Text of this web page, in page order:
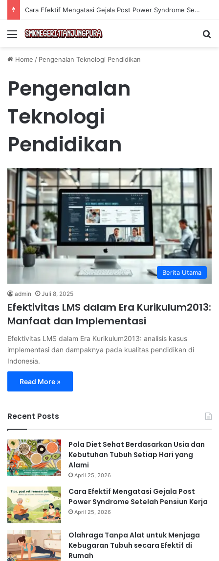
Cara Efektif Mengatasi Gejala Post Power Syndrome Setelah Pensiun Kerja
Menu
Home / Pengenalan Teknologi Pendidikan
Pengenalan
Teknologi
Pendidikan
Berita Utama
admin Juli 8, 2025
Efektivitas LMS dalam Era Kurikulum2013:
Manfaat dan Implementasi
Efektivitas LMS dalam Era Kurikulum2013: analisis kasus
implementasi dan dampaknya pada kualitas pendidikan di
Indonesia.
Read More »
Recent Posts
Pola Diet Sehat Berdasarkan Usia dan
Kebutuhan Tubuh Setiap Hari yang
Alami
April 25, 2026
Cara Efektif Mengatasi Gejala Post
Power Syndrome Setelah Pensiun Kerja
April 25, 2026
Olahraga Tanpa Alat untuk Menjaga
Kebugaran Tubuh secara Efektif di
Rumah